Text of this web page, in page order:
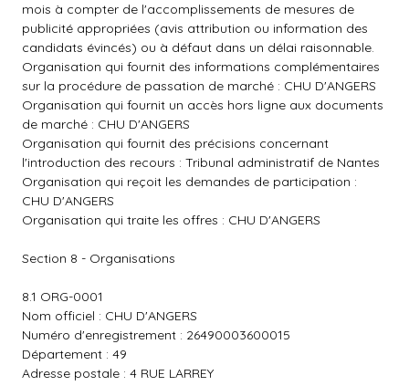
mois à compter de l'accomplissements de mesures de
publicité appropriées (avis attribution ou information des
candidats évincés) ou à défaut dans un délai raisonnable.
Organisation qui fournit des informations complémentaires
sur la procédure de passation de marché : CHU D'ANGERS
Organisation qui fournit un accès hors ligne aux documents
de marché : CHU D'ANGERS
Organisation qui fournit des précisions concernant
l'introduction des recours : Tribunal administratif de Nantes
Organisation qui reçoit les demandes de participation :
CHU D'ANGERS
Organisation qui traite les offres : CHU D'ANGERS
Section 8 - Organisations
8.1 ORG-0001
Nom officiel : CHU D'ANGERS
Numéro d'enregistrement : 26490003600015
Département : 49
Adresse postale : 4 RUE LARREY